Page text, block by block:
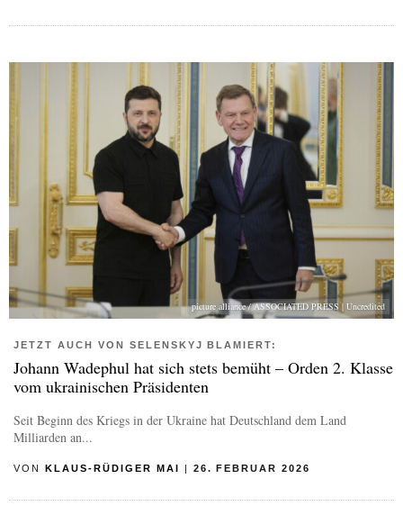
picture alliance / ASSOCIATED PRESS | Uncredited
JETZT AUCH VON SELENSKYJ BLAMIERT:
Johann Wadephul hat sich stets bemüht – Orden 2. Klasse
vom ukrainischen Präsidenten
Seit Beginn des Kriegs in der Ukraine hat Deutschland dem Land
Milliarden an...
VON KLAUS-RÜDIGER MAI 26. FEBRUAR 2026